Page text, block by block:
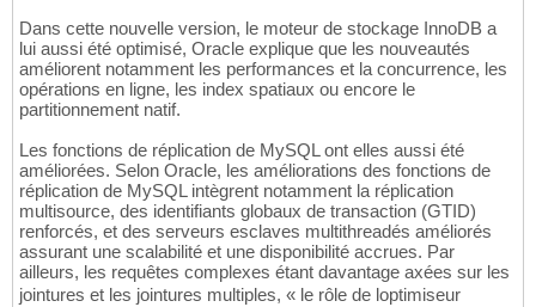
Dans cette nouvelle version, le moteur de stockage InnoDB a
lui aussi été optimisé, Oracle explique que les nouveautés
améliorent notamment les performances et la concurrence, les
opérations en ligne, les index spatiaux ou encore le
partitionnement natif.
Les fonctions de réplication de MySQL ont elles aussi été
améliorées. Selon Oracle, les améliorations des fonctions de
réplication de MySQL intègrent notamment la réplication
multisource, des identifiants globaux de transaction (GTID)
renforcés, et des serveurs esclaves multithreadés améliorés
assurant une scalabilité et une disponibilité accrues. Par
ailleurs, les requêtes complexes étant davantage axées sur les
jointures et les jointures multiples, « le rôle de loptimiseur